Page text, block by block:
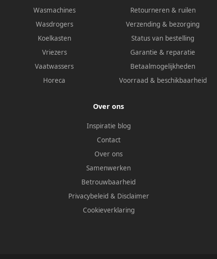
Wasmachines
Wasdrogers
Koelkasten
Vriezers
Vaatwassers
Horeca
Retourneren & ruilen
Verzending & bezorging
Status van bestelling
Garantie & reparatie
Betaalmogelijkheden
Voorraad & beschikbaarheid
Over ons
Inspiratie blog
Contact
Over ons
Samenwerken
Betrouwbaarheid
Privacybeleid & Disclaimer
Cookieverklaring